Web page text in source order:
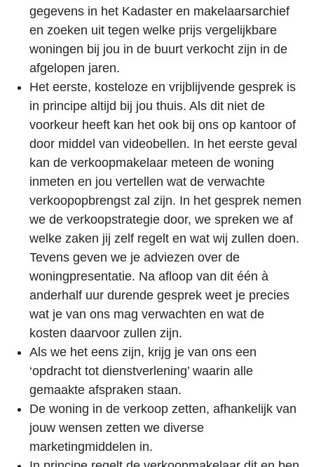
gegevens in het Kadaster en makelaarsarchief
en zoeken uit tegen welke prijs vergelijkbare
woningen bij jou in de buurt verkocht zijn in de
afgelopen jaren.
Het eerste, kosteloze en vrijblijvende gesprek is
in principe altijd bij jou thuis. Als dit niet de
voorkeur heeft kan het ook bij ons op kantoor of
door middel van videobellen. In het eerste geval
kan de verkoopmakelaar meteen de woning
inmeten en jou vertellen wat de verwachte
verkoopopbrengst zal zijn. In het gesprek nemen
we de verkoopstrategie door, we spreken we af
welke zaken jij zelf regelt en wat wij zullen doen.
Tevens geven we je adviezen over de
woningpresentatie. Na afloop van dit één à
anderhalf uur durende gesprek weet je precies
wat je van ons mag verwachten en wat de
kosten daarvoor zullen zijn.
Als we het eens zijn, krijg je van ons een
‘opdracht tot dienstverlening’ waarin alle
gemaakte afspraken staan.
De woning in de verkoop zetten, afhankelijk van
jouw wensen zetten we diverse
marketingmiddelen in.